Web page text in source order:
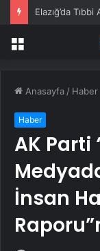
Elazığ’da
Menü
Anasayfa / Haber
Haber
AK Parti
İnsan